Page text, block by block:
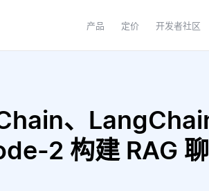
产品 定价 开发者社区
、
2 构建 RAG